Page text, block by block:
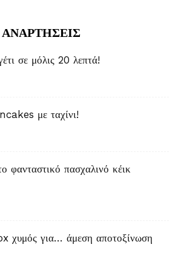
σε μόλις 20 λεπτά!
με ταχίνι!
φανταστικό πασχαλινό κέικ
χυμός για… άμεση αποτοξίνωση